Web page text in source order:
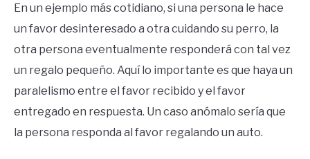
En un ejemplo más cotidiano, si una persona le hace
un favor desinteresado a otra cuidando su perro, la
otra persona eventualmente responderá con tal vez
un regalo pequeño. Aquí lo importante es que haya un
paralelismo entre el favor recibido y el favor
entregado en respuesta. Un caso anómalo sería que
la persona responda al favor regalando un auto.